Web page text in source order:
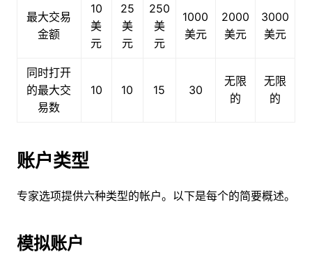
最大交易
金额
10
美
元
25
美
元
250
美
元
1000
美元
2000
美元
3000
美元
同时打开
的最大交
易数
10 10 15 30
无限
的
无限
的
账户类型
专家选项提供六种类型的帐户。以下是每个的简要概述。
模拟账户